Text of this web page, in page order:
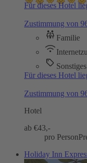
Für dieses Hotel
Zustimmung von
Familie
Sonstiges
Für dieses Hotel
Zustimmung von
Hotel
ab €43,-
pro Person
Holiday Inn